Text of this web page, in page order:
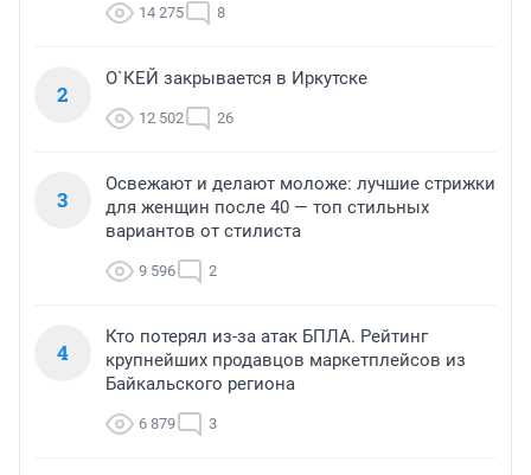
14 275 8
2
О`КЕЙ закрывается в Иркутске
12 502 26
3
Освежают и делают моложе: лучшие стрижки
для женщин после 40 — топ стильных
вариантов от стилиста
9 596 2
4
Кто потерял из-за атак БПЛА. Рейтинг
крупнейших продавцов маркетплейсов из
Байкальского региона
6 879 3